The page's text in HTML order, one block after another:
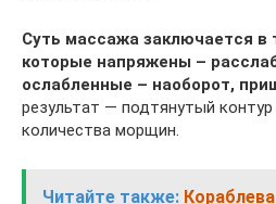
Суть массажа заключается
которые напряжены –
ослабленные – наоборот,
результат — подтянутый
количества морщин.
Читайте также: